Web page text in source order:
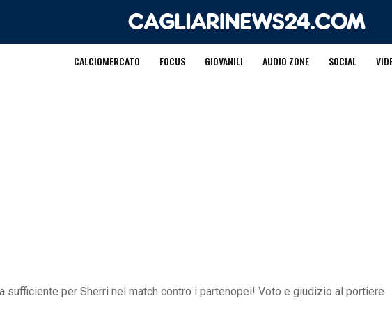
CALCIOMERCATO FOCUS GIOVANILI AUDIO ZONE SOCIAL
sufficiente per Sherri nel match contro i partenopei! Voto e giudizio al portiere